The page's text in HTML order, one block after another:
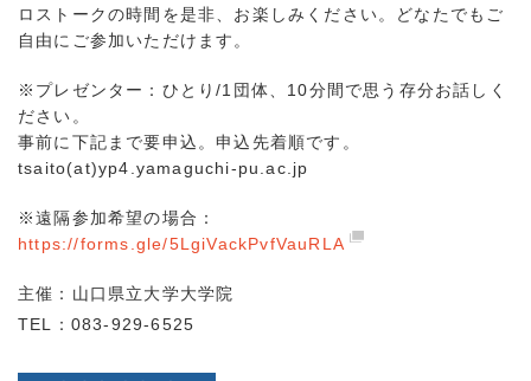
ロストークの時間を是非、お楽しみください。どなたでもご
自由にご参加いただけます。
※プレゼンター：ひとり/1団体、10分間で思う存分お話しく
ださい。
事前に下記まで要申込。申込先着順です。
tsaito(at)yp4.yamaguchi-pu.ac.jp
※遠隔参加希望の場合：
https://forms.gle/5LgiVackPvfVauRLA
主催：山口県立大学大学院
TEL：083-929-6525